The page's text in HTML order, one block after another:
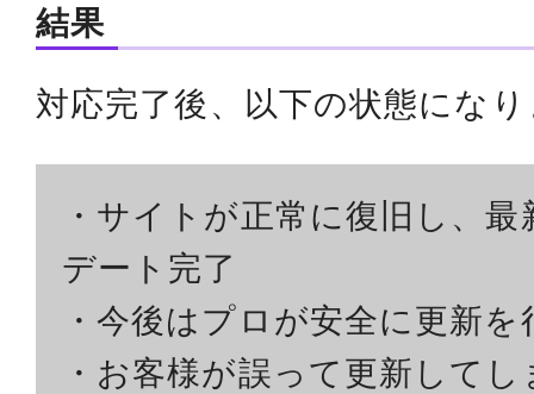
結果
対応完了後、以下の状態にな
・サイトが正常に復旧し、
デート完了
・今後はプロが安全に更新
・お客様が誤って更新して